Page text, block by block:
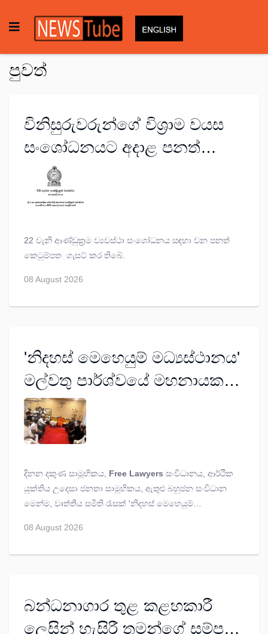
පුවත්
විනිසුරුවරුන්ගේ විශ්‍රාම වයස
සංශෝධනයට අදාළ පනත්
කෙටුම්පත ගැසට් කෙරේ
22 වැනි ආණ්ඩුක්‍රම ව්‍යවස්ථා සංශෝධනය සඳහා වන පනත්
කෙටුම්පත ගැසට් කර තිබේ.
08 August 2026
'නිදහස් මෙහෙයුම් මධ්‍යස්ථානය'
මල්වතු පාර්ශ්වයේ මහනායක
මහා නාහිමි හමුවෙයි
දිනන දකුණ සාමූහිකය, Free Lawyers සංවිධානය, ආර්ථික
යුක්තිය උදෙසා ජනතා සාමූහිකය, ඇතුළු බහුජන සංවිධාන
මෙන්ම, වෘත්තීය සමිති රැසක් 'නිදහස් මෙහෙයුම්
මහා නාහිමියන් මුණ ගැසිණ.
08 August 2026
බන්ධනාගාර තුළ කළහකාරී
ලෙසින් හැසිරී තමන්ගේ සම්පත්